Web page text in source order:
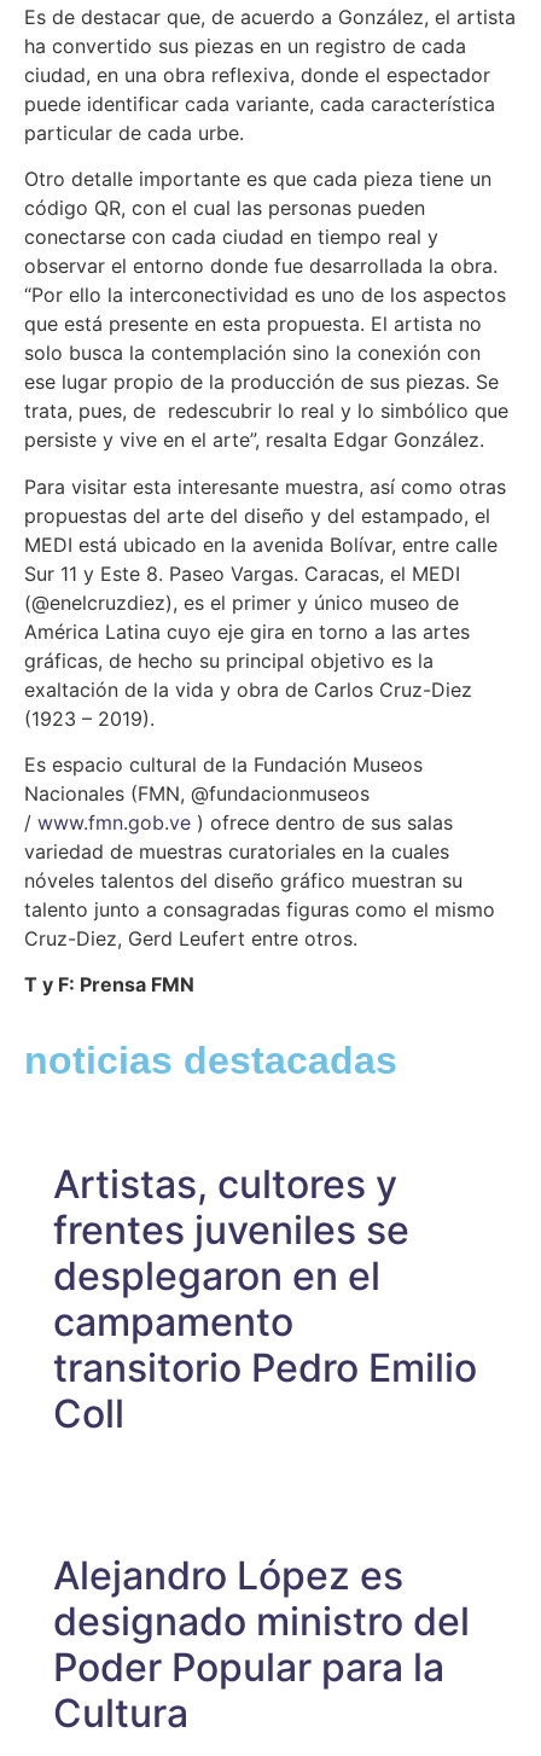
Es de destacar que, de acuerdo a González, el artista
ha convertido sus piezas en un registro de cada
ciudad, en una obra reflexiva, donde el espectador
puede identificar cada variante, cada característica
particular de cada urbe.
Otro detalle importante es que cada pieza tiene un
código QR, con el cual las personas pueden
conectarse con cada ciudad en tiempo real y
observar el entorno donde fue desarrollada la obra.
“Por ello la interconectividad es uno de los aspectos
que está presente en esta propuesta. El artista no
solo busca la contemplación sino la conexión con
ese lugar propio de la producción de sus piezas. Se
trata, pues, de redescubrir lo real y lo simbólico que
persiste y vive en el arte”, resalta Edgar González.
Para visitar esta interesante muestra, así como otras
propuestas del arte del diseño y del estampado, el
MEDI está ubicado en la avenida Bolívar, entre calle
Sur 11 y Este 8. Paseo Vargas. Caracas, el MEDI
(@enelcruzdiez), es el primer y único museo de
América Latina cuyo eje gira en torno a las artes
gráficas, de hecho su principal objetivo es la
exaltación de la vida y obra de Carlos Cruz-Diez
(1923 – 2019).
Es espacio cultural de la Fundación Museos
Nacionales (FMN, @fundacionmuseos
/ www.fmn.gob.ve ) ofrece dentro de sus salas
variedad de muestras curatoriales en la cuales
nóveles talentos del diseño gráfico muestran su
talento junto a consagradas figuras como el mismo
Cruz-Diez, Gerd Leufert entre otros.
T y F: Prensa FMN
noticias destacadas
Artistas, cultores y
frentes juveniles se
desplegaron en el
campamento
transitorio Pedro Emilio
Coll
Alejandro López es
designado ministro del
Poder Popular para la
Cultura